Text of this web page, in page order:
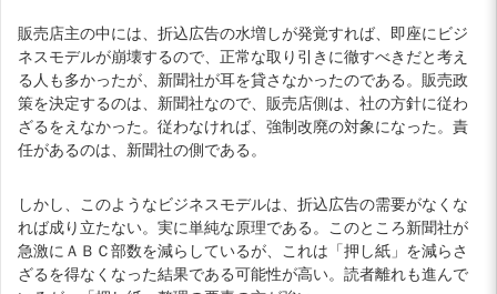
販売店主の中には、折込広告の水増しが発覚すれば、即座にビジ
ネスモデルが崩壊するので、正常な取り引きに徹すべきだと考え
る人も多かったが、新聞社が耳を貸さなかったのである。販売政
策を決定するのは、新聞社なので、販売店側は、社の方針に従わ
ざるをえなかった。従わなければ、強制改廃の対象になった。責
任があるのは、新聞社の側である。
しかし、このようなビジネスモデルは、折込広告の需要がなくな
れば成り立たない。実に単純な原理である。このところ新聞社が
急激にＡＢＣ部数を減らしているが、これは「押し紙」を減らさ
ざるを得なくなった結果である可能性が高い。読者離れも進んで